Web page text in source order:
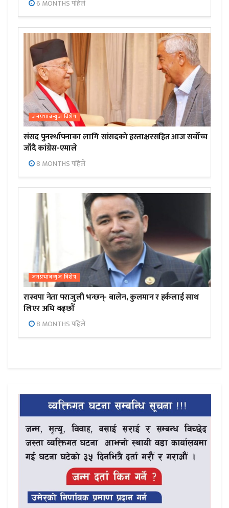
6 MONTHS पहिले
जनप्रभाबन्युज विशेष
संसद पुनर्स्थापनाका लागि सांसदको हस्ताक्षरसहित आज सर्वोच्च
जाँदै कांग्रेस-एमाले
8 MONTHS पहिले
जनप्रभाबन्युज विशेष
रास्वपा नेता पराजुली भन्छन्- बालेन, कुलमान र हर्कलाई साथ
लिएर अघि बढ्छौँ
8 MONTHS पहिले